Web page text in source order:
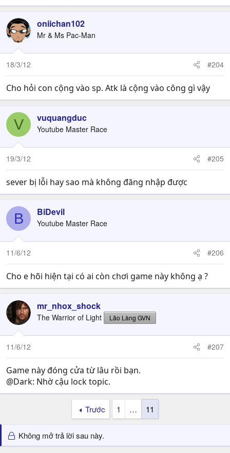
oniichan102
Mr & Ms Pac-Man
18/3/12 #204
Cho hỏi con cộng vào sp. Atk là cộng vào công gì vậy
V vuquangduc
Youtube Master Race
19/3/12 #205
sever bị lỗi hay sao mà không đăng nhập được
B BiDevil
Youtube Master Race
11/6/12 #206
Cho e hõi hiện tại có ai còn chơi game này không ạ ?
mr_nhox_shock
The Warrior of Light Lão Làng GVN
11/6/12 #207
Game này đóng cửa từ lâu rồi bạn.
@Dark: Nhờ cậu lock topic.
Trước 1 … 11
Không mở trả lời sau này.